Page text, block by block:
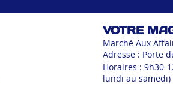
VOTRE
Marché Aux
Adresse : Porte
Horaires : 9h30-
lundi au samedi)